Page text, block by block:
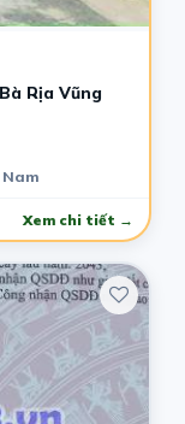
Rịa Vũng
Xem chi tiết →